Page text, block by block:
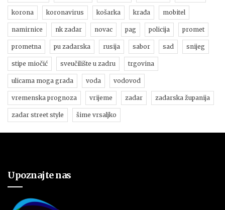
korona koronavirus košarka krađa mobitel
namirnice nk zadar novac pag policija promet
prometna pu zadarska rusija sabor sad snijeg
stipe miočić sveučilište u zadru trgovina
ulicama moga grada voda vodovod
vremenska prognoza vrijeme zadar zadarska županija
zadar street style šime vrsaljko
Upoznajte nas